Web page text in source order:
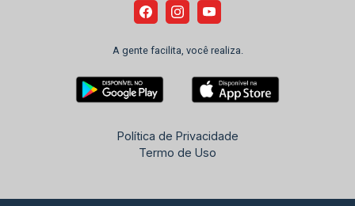
A gente facilita, você realiza.
Política de Privacidade
Termo de Uso